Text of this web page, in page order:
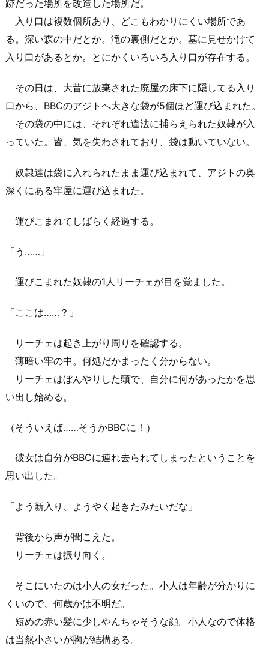
跡だった場所を改造した場所だ。
入り口は複数個所あり、どこもわかりにくい場所であ
る。深い森の中だとか。滝の裏側だとか。墓に見せかけて
入り口があるとか。とにかくいろいろ入り口が存在する。
その日は、大昔に放棄された廃屋の床下に隠してる入り
口から、BBCのアジトへ大きな袋が5個ほど運び込まれた。
その袋の中には、それぞれ違法に捕らえられた奴隷が入
っていた。皆、気を失わされており、袋は動いていない。
奴隷達は袋に入れられたまま運び込まれて、アジトの奥
深くにある牢屋に運び込まれた。
運びこまれてしばらく経過する。
「う……」
運びこまれた奴隷の1人リーチェが目を覚ました。
「ここは……？」
リーチェは起き上がり周りを確認する。
薄暗い牢の中。何処だかまったく分からない。
リーチェはぼんやりした頭で、自分に何があったかを思
い出し始める。
（そういえば……そうかBBCに！）
彼女は自分がBBCに連れ去られてしまったということを
思い出した。
「よう新入り、ようやく起きたみたいだな」
背後から声が聞こえた。
リーチェは振り向く。
そこにいたのは小人の女だった。小人は年齢が分かりに
くいので、何歳かは不明だ。
短めの赤い髪に少しやんちゃそうな顔。小人なので体格
は当然小さいが胸が結構ある。